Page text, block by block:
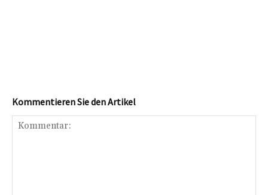
Kommentieren Sie den Artikel